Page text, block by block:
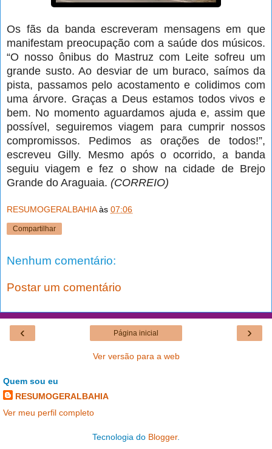
Os fãs da banda escreveram mensagens em que
manifestam preocupação com a saúde dos músicos.
“O nosso ônibus do Mastruz com Leite sofreu um
grande susto. Ao desviar de um buraco, saímos da
pista, passamos pelo acostamento e colidimos com
uma árvore. Graças a Deus estamos todos vivos e
bem. No momento aguardamos ajuda e, assim que
possível, seguiremos viagem para cumprir nossos
compromissos. Pedimos as orações de todos!”,
escreveu Gilly. Mesmo após o ocorrido, a banda
seguiu viagem e fez o show na cidade de Brejo
Grande do Araguaia. (CORREIO)
RESUMOGERALBAHIA às 07:06
Compartilhar
Nenhum comentário:
Postar um comentário
‹ ›
Página inicial
Ver versão para a web
Quem sou eu
RESUMOGERALBAHIA
Ver meu perfil completo
Tecnologia do Blogger.